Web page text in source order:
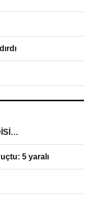
5 yaralı